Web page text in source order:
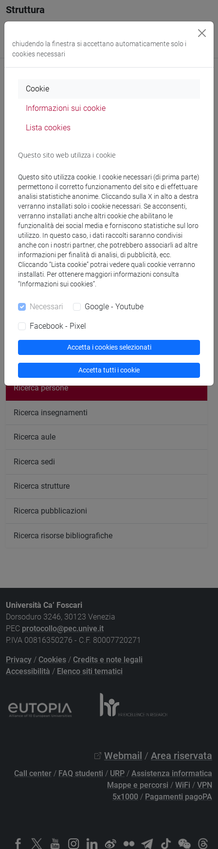
Struttura
Dipartimento di Studi Linguistici e Culturali Comparati
Sede:Palazzo Cosulich
John Bleasdale: Ricevimento
Monday, · 9:00 – 10:00am
Ricevimento
Video call link: https://meet.google.com/mxq-pwdy-mzp
Or dial: ‪(IT) +39 02 3041 9702‬ PIN: ‪697 299 481‬#
More phone numbers: https://tel.meet/mxq-pwdy-mzp?
pin=9262478210675
Cerca nel sito
Ricerca persone
Ricerca insegnamenti
Ricerca aule
Ricerca sedi
Ricerca strutture
Ricerca pubblicazioni
Ricerca risorse bibliografiche
Università Ca’ Foscari
Dorsoduro 3246, 30123 Venezia
PEC protocollo@pec.unive.it
P.IVA 00816350276 - C.F. 80007720271
Privacy / Cookies / Credits e note legali
Accessibilità / Elenco siti tematici
Webmail / Area riservata
Call center / FAQ studenti / URP / Assistenza informatica
Mappe e percorsi / WiFi / VPN
5x1000 / Pagamenti pagoPA
chiudendo la finestra si accettano automaticamente solo i
cookies necessari
Cookie
Informazioni sui cookie
Lista cookies
Questo sito web utilizza i cookie
Questo sito utilizza cookie. I cookie necessari (di prima parte)
permettono il corretto funzionamento del sito e di effettuare
analisi statistiche anonime. Cliccando sulla X in alto a destra
verranno installati solo i cookie necessari. Se acconsenti,
verranno installati anche altri cookie che abilitano le
funzionalità dei social media e forniscono statistiche sul loro
utilizzo. In questo caso, i dati raccolti saranno condivisi
anche con i nostri partner, che potrebbero associarli ad altre
informazioni per finalità di analisi, di pubblicità, ecc.
Cliccando “Lista cookie” potrai vedere quali cookie verranno
installati. Per ottenere maggiori informazioni consulta
“Informazioni sui cookies”.
Necessari Google - Youtube
Facebook - Pixel
Accetta i cookies selezionati
Accetta tutti i cookie